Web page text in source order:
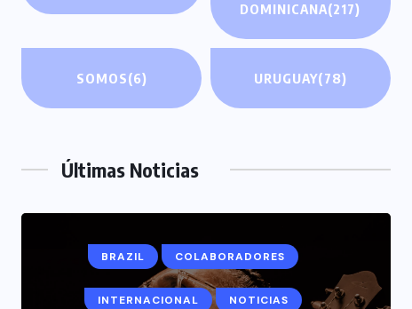
DOMINICANA(217)
SOMOS(6) URUGUAY(78)
Últimas Noticias